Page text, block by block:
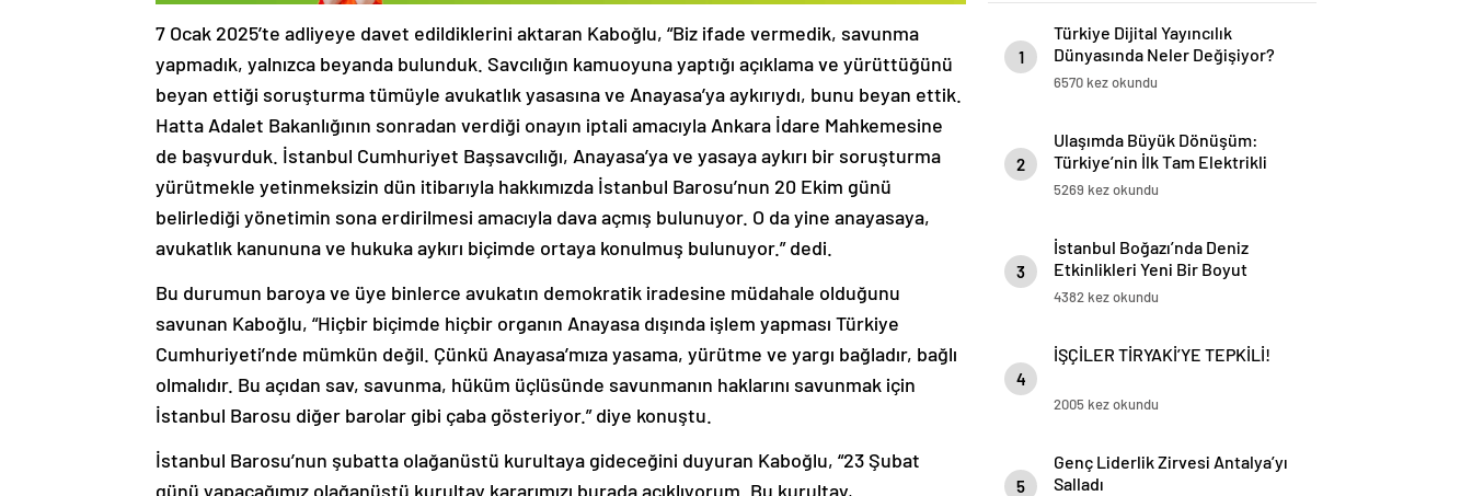
7 Ocak 2025’te adliyeye davet edildiklerini aktaran Kaboğlu, “Biz ifade vermedik, savunma
yapmadık, yalnızca beyanda bulunduk. Savcılığın kamuoyuna yaptığı açıklama ve yürüttüğünü
beyan ettiği soruşturma tümüyle avukatlık yasasına ve Anayasa’ya aykırıydı, bunu beyan ettik.
Hatta Adalet Bakanlığının sonradan verdiği onayın iptali amacıyla Ankara İdare Mahkemesine
de başvurduk. İstanbul Cumhuriyet Başsavcılığı, Anayasa’ya ve yasaya aykırı bir soruşturma
yürütmekle yetinmeksizin dün itibarıyla hakkımızda İstanbul Barosu’nun 20 Ekim günü
belirlediği yönetimin sona erdirilmesi amacıyla dava açmış bulunuyor. O da yine anayasaya,
avukatlık kanununa ve hukuka aykırı biçimde ortaya konulmuş bulunuyor.” dedi.
Bu durumun baroya ve üye binlerce avukatın demokratik iradesine müdahale olduğunu
savunan Kaboğlu, “Hiçbir biçimde hiçbir organın Anayasa dışında işlem yapması Türkiye
Cumhuriyeti’nde mümkün değil. Çünkü Anayasa’mıza yasama, yürütme ve yargı bağladır, bağlı
olmalıdır. Bu açıdan sav, savunma, hüküm üçlüsünde savunmanın haklarını savunmak için
İstanbul Barosu diğer barolar gibi çaba gösteriyor.” diye konuştu.
İstanbul Barosu’nun şubatta olağanüstü kurultaya gideceğini duyuran Kaboğlu, “23 Şubat
günü yapacağımız olağanüstü kurultay kararımızı burada açıklıyorum. Bu kurultay,
1
Türkiye Dijital Yayıncılık
Dünyasında Neler Değişiyor?
6570 kez okundu
2
Ulaşımda Büyük Dönüşüm:
Türkiye’nin İlk Tam Elektrikli
Akaryakıt İstasyonu Deneyimi
5269 kez okundu
3
İstanbul Boğazı’nda Deniz
Etkinlikleri Yeni Bir Boyut
Kazanıyor
4382 kez okundu
4
İŞÇİLER TİRYAKİ’YE TEPKİLİ!
2005 kez okundu
5
Genç Liderlik Zirvesi Antalya’yı
Salladı